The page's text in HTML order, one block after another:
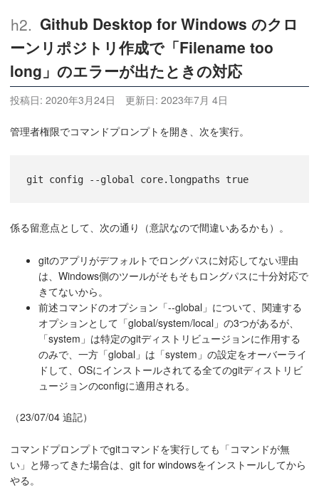
Github Desktop for Windows のクロ
ーンリポジトリ作成で「Filename too
long」のエラーが出たときの対応
投稿日: 2020年3月24日 更新日: 2023年7月 4日
管理者権限でコマンドプロンプトを開き、次を実行。
git config --global core.longpaths true
係る留意点として、次の通り（意訳なので間違いあるかも）。
gitのアプリがデフォルトでロングパスに対応してない理由
は、Windows側のツールがそもそもロングパスに十分対応で
きてないから。
前述コマンドのオプション「--global」について、関連する
オプションとして「global/system/local」の3つがあるが、
「system」は特定のgitディストリビュージョンに作用する
のみで、一方「global」は「system」の設定をオーバーライ
ドして、OSにインストールされてる全てのgitディストリビ
ュージョンのconfigに適用される。
（23/07/04 追記）
コマンドプロンプトでgitコマンドを実行しても「コマンドが無
い」と帰ってきた場合は、git for windowsをインストールしてから
やる。